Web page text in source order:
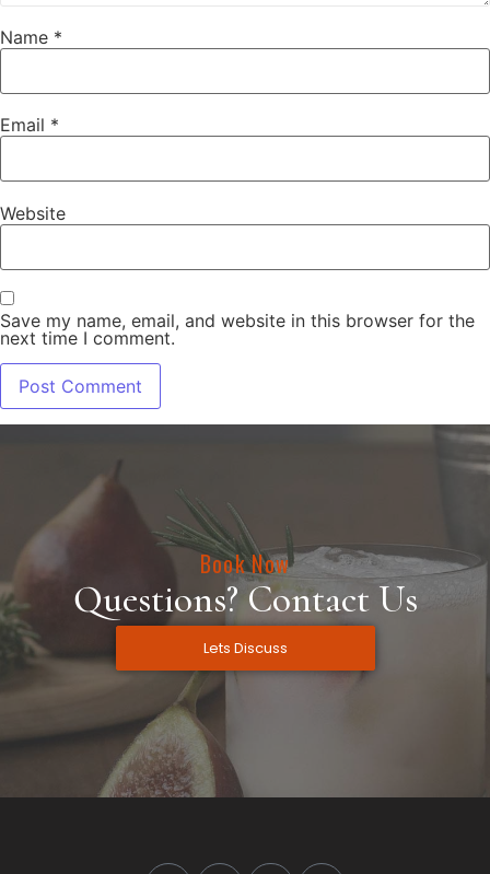
Name *
Email *
Website
Save my name, email, and website in this browser for the
next time I comment.
Book Now
Questions? Contact Us
Lets Discuss